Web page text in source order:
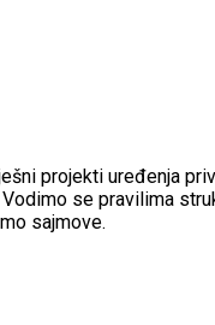
projekti uređenja
se pravilima
sajmove.